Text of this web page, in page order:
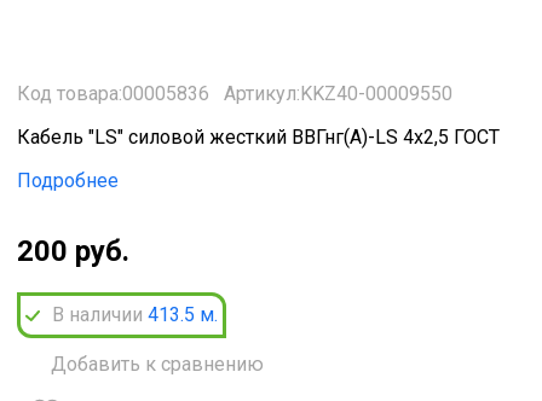
Код товара:00005836
Артикул:KKZ40-00009550
Кабель "LS" силовой жесткий ВВГнг(A)-LS 4х2,5 ГОСТ
Подробнее
200 руб.
В наличии 413.5 м.
Добавить к сравнению